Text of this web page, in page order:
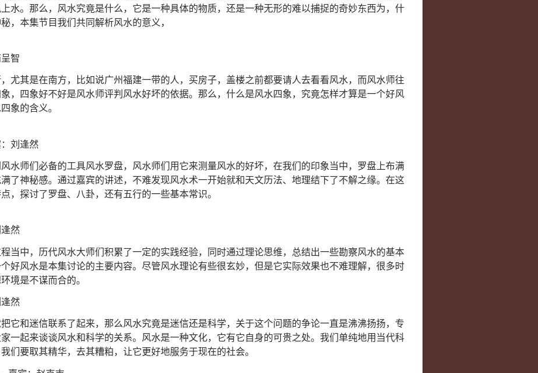
水。那么，风水究竟是什么，它是一种具体的物质，还是一种无形的难以捕捉的奇妙东西为，什
，本集节目我们共同解析风水的意义，
智
尤其是在南方，比如说广州福建一带的人，买房子，盖楼之前都要请人去看看风水，而风水师往
，四象好不好是风水师评判风水好坏的依据。那么，什么是风水四象，究竟怎样才算是一个好风
象的含义。
刘逢然
水师们必备的工具风水罗盘，风水师们用它来测量风水的好坏，在我们的印象当中，罗盘上布满
了神秘感。通过嘉宾的讲述，不难发现风水术一开始就和天文历法、地理结下了不解之缘。在这
，探讨了罗盘、八卦，还有五行的一些基本常识。
然
当中，历代风水大师们积累了一定的实践经验，同时通过理论思维，总结出一些勘察风水的基本
好风水是本集讨论的主要内容。尽管风水理论有些很玄妙，但是它实际效果也不难理解，很多时
境是不谋而合的。
然
它和迷信联系了起来，那么风水究竟是迷信还是科学，关于这个问题的争论一直是沸沸扬扬，专
一起来谈谈风水和科学的关系。风水是一种文化，它有它自身的可贵之处。我们单纯地用当代科
们要取其精华，去其糟粕，让它更好地服务于现在的社会。